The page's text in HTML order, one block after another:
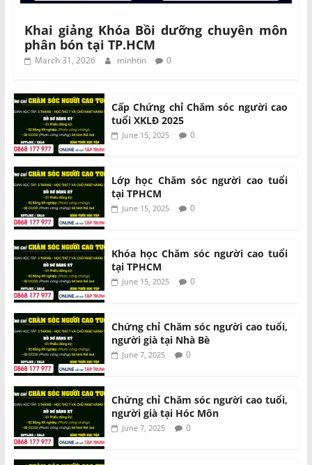
Khai giảng Khóa Bồi dưỡng chuyên môn
phân bón tại TP.HCM
March 31, 2026 minhtin 0
Cấp Chứng chỉ Chăm sóc người cao
tuổi XKLĐ 2025
June 15, 2025 0
Lớp học Chăm sóc người cao tuổi
tại TPHCM
June 15, 2025 0
Khóa học Chăm sóc người cao tuổi
tại TPHCM
June 15, 2025 0
Chứng chỉ Chăm sóc người cao tuổi,
người già tại Nhà Bè
June 7, 2025 0
Chứng chỉ Chăm sóc người cao tuổi,
người già tại Hóc Môn
June 7, 2025 0